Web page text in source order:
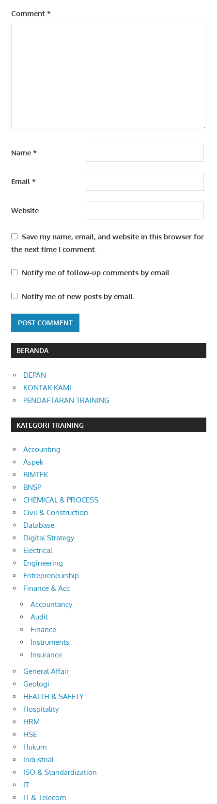
Comment *
Name *
Email*
Website
Save my name, email, and website in this browser for
the next time I comment.
Notify me of follow-up comments by email.
Notify me of new posts by email.
BERANDA
DEPAN
KONTAK KAMI
PENDAFTARAN TRAINING
KATEGORI TRAINING
Accounting
Aspek
BIMTEK
BNSP
CHEMICAL & PROCESS
Civil & Construction
Database
Digital Strategy
Electrical
Engineering
Entrepreneurship
Finance & Acc
Accountancy
Audit
Finance
Instruments
Insurance
General Affair
Geologi
HEALTH & SAFETY
Hospitality
HRM
HSE
Hukum
Industrial
ISO & Standardization
IT
IT & Telecom